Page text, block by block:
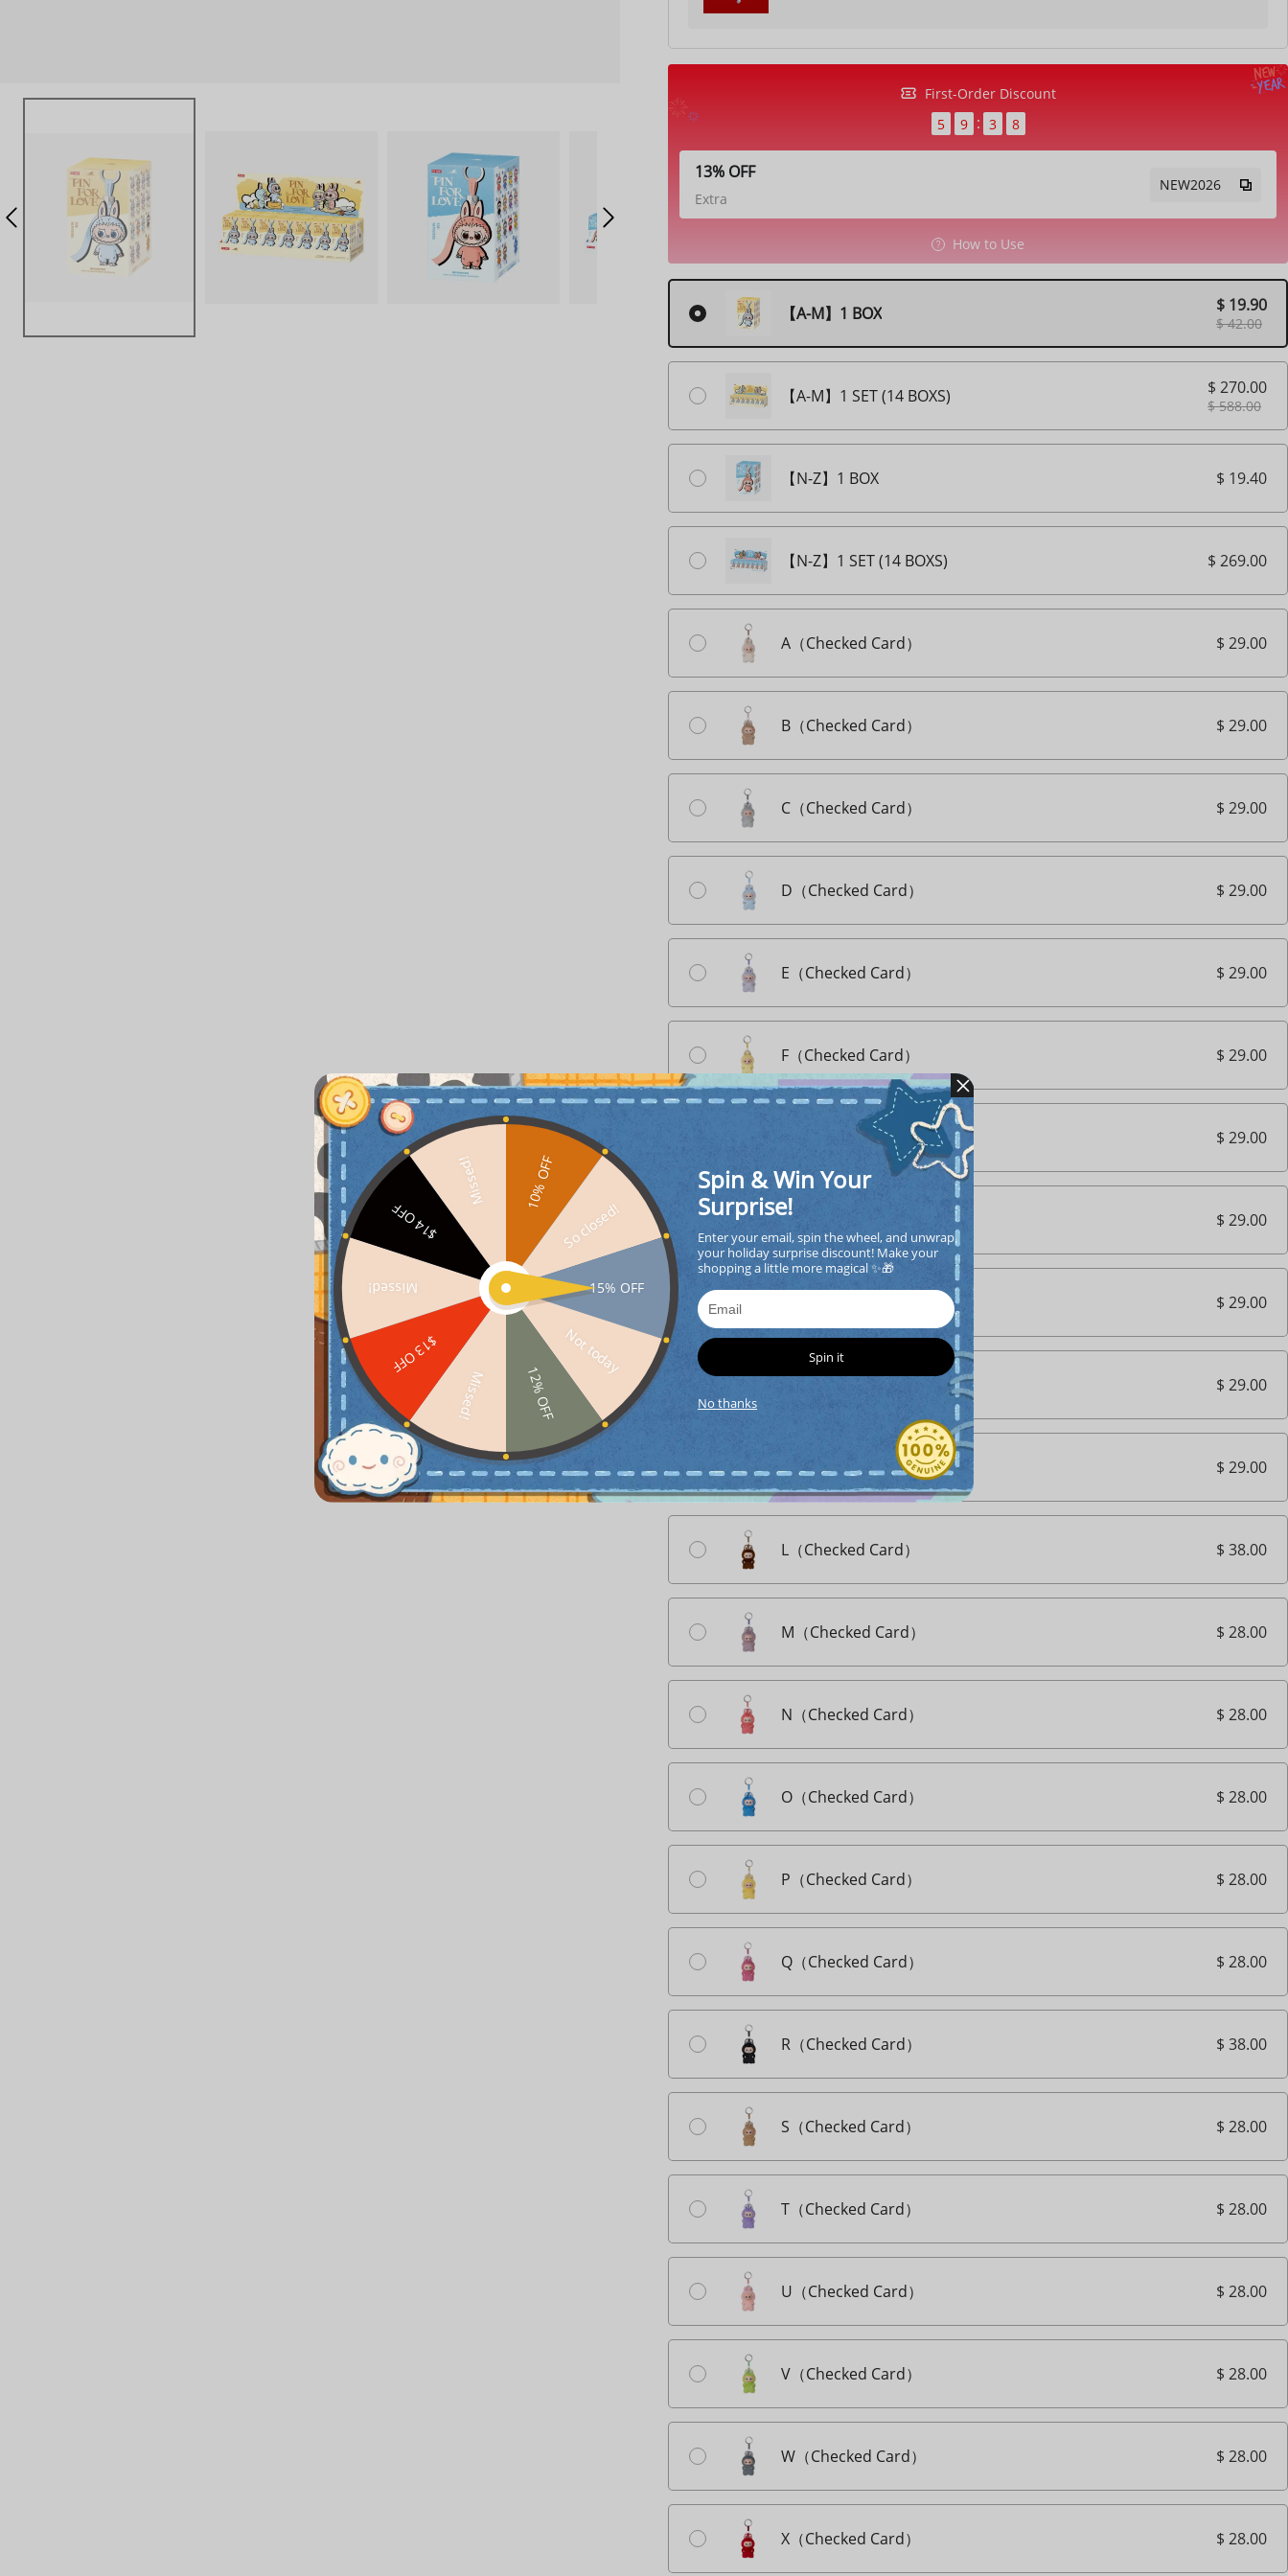
First-Order Discount
5
9 3 7
13% OFF
Extra
NEW2026
How to Use
【A-M】1 BOX $ 19.90
$ 42.00
【A-M】1 SET (14 BOXS) $ 270.00
$ 588.00
【N-Z】1 BOX $ 19.40
【N-Z】1 SET (14 BOXS) $ 269.00
A（Checked Card） $ 29.00
B（Checked Card） $ 29.00
C（Checked Card） $ 29.00
D（Checked Card） $ 29.00
E（Checked Card） $ 29.00
F（Checked Card） $ 29.00
G（Checked Card） $ 29.00
H（Checked Card） $ 29.00
$ 29.00
$ 29.00
K（Checked Card） $ 29.00
L（Checked Card） $ 38.00
M（Checked Card） $ 28.00
N（Checked Card） $ 28.00
O（Checked Card） $ 28.00
P（Checked Card） $ 28.00
Q（Checked Card） $ 28.00
R（Checked Card） $ 38.00
S（Checked Card） $ 28.00
T（Checked Card） $ 28.00
U（Checked Card） $ 28.00
V（Checked Card） $ 28.00
W（Checked Card） $ 28.00
X（Checked Card） $ 28.00
10% OFF
So closed!
15% OFF
Not today
12% OFF
Missed!
$13 OFF
Missed!
$14 OFF
Missed!
Spin & Win Your
Surprise!
Enter your email, spin the wheel, and unwrap
your holiday surprise discount! Make your
shopping a little more magical ✨🎁
Spin it
No thanks